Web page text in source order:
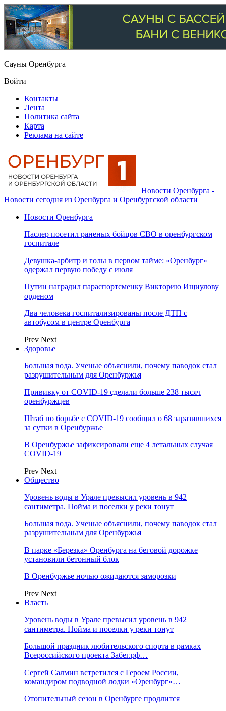
Сауны Оренбурга
Войти
Контакты
Лента
Политика сайта
Карта
Реклама на сайте
Новости Оренбурга -
Новости сегодня из Оренбурга и Оренбургской области
Новости Оренбурга
Паслер посетил раненых бойцов СВО в оренбургском
госпитале
Девушка-арбитр и голы в первом тайме: «Оренбург»
одержал первую победу с июля
Путин наградил параспортсменку Викторию Ищиулову
орденом
Два человека госпитализированы после ДТП с
автобусом в центре Оренбурга
Prev Next
Здоровье
Большая вода. Ученые объяснили, почему паводок стал
разрушительным для Оренбуржья
Прививку от COVID-19 сделали больше 238 тысяч
оренбуржцев
Штаб по борьбе с СOVID-19 сообщил о 68 заразившихся
за сутки в Оренбуржье
В Оренбуржье зафиксировали еще 4 летальных случая
COVID-19
Prev Next
Общество
Уровень воды в Урале превысил уровень в 942
сантиметра. Пойма и поселки у реки тонут
Большая вода. Ученые объяснили, почему паводок стал
разрушительным для Оренбуржья
В парке «Березка» Оренбурга на беговой дорожке
установили бетонный блок
В Оренбуржье ночью ожидаются заморозки
Prev Next
Власть
Уровень воды в Урале превысил уровень в 942
сантиметра. Пойма и поселки у реки тонут
Большой праздник любительского спорта в рамках
Всероссийского проекта Забег.рф…
Сергей Салмин встретился с Героем России,
командиром подводной лодки «Оренбург»…
Отопительный сезон в Оренбурге продлится